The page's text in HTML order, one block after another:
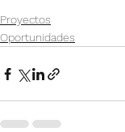
Proyectos
Oportunidades